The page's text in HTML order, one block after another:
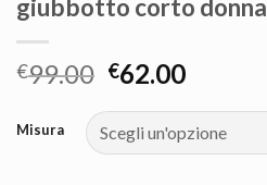
giubbotto corto donna
€99.00 €62.00
Misura